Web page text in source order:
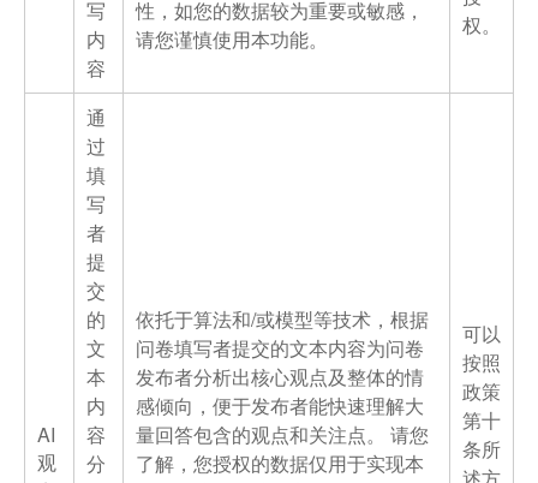
写
内
容
性，如您的数据较为重要或敏感，
请您谨慎使用本功能。
权。
AI
观
通
过
填
写
者
提
交
的
文
本
内
容
分
依托于算法和/或模型等技术，根据
问卷填写者提交的文本内容为问卷
发布者分析出核心观点及整体的情
感倾向，便于发布者能快速理解大
量回答包含的观点和关注点。 请您
了解，您授权的数据仅用于实现本
可以
按照
政策
第十
条所